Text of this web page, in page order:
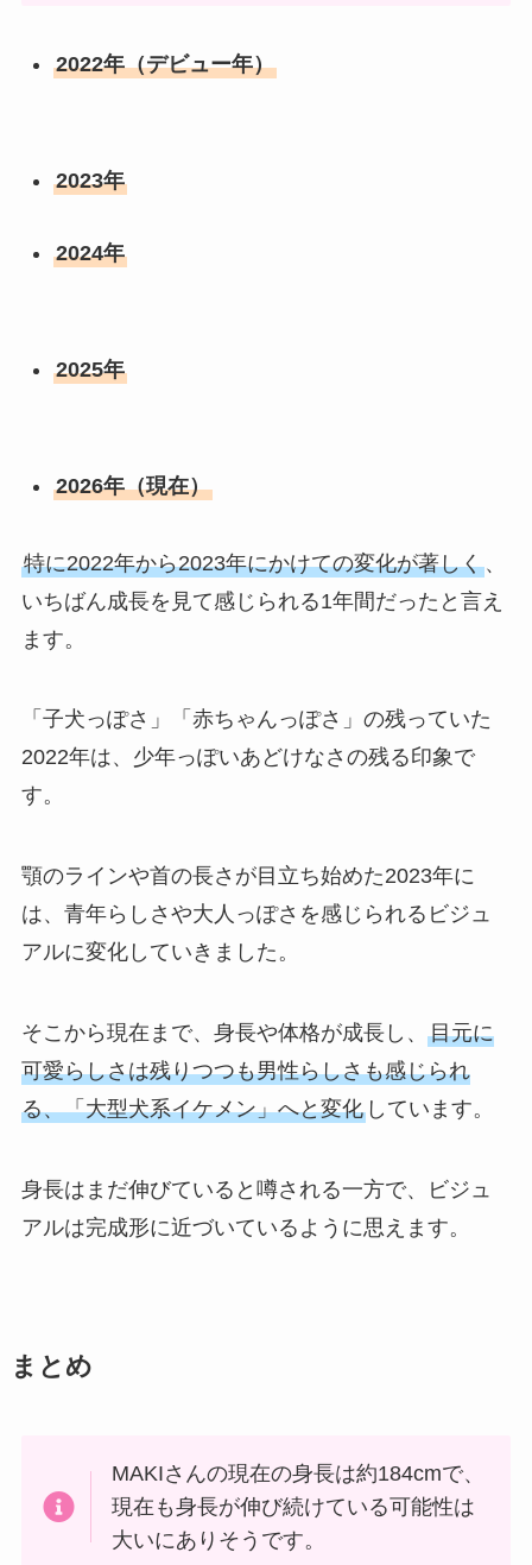
2022年（デビュー年）
2023年
2024年
2025年
2026年（現在）
特に2022年から2023年にかけての変化が著しく、
いちばん成長を見て感じられる1年間だったと言え
ます。
「子犬っぽさ」「赤ちゃんっぽさ」の残っていた
2022年は、少年っぽいあどけなさの残る印象で
す。
顎のラインや首の長さが目立ち始めた2023年に
は、青年らしさや大人っぽさを感じられるビジュ
アルに変化していきました。
そこから現在まで、身長や体格が成長し、 目元に
可愛らしさは残りつつも男性らしさも感じられ
る、「大型犬系イケメン」へと変化しています。
身長はまだ伸びていると噂される一方で、ビジュ
アルは完成形に近づいているように思えます。
まとめ
MAKIさんの現在の身長は約184cmで、
現在も身長が伸び続けている可能性は
大いにありそうです。